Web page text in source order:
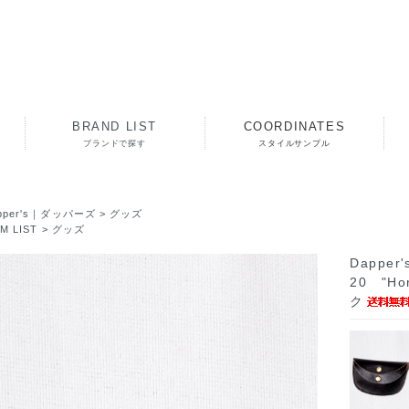
BRAND LIST
ブランドで探す
COORDINATES
スタイルサンプル
｜ダッパーズ > グッズ
LIST > グッズ
20
ク